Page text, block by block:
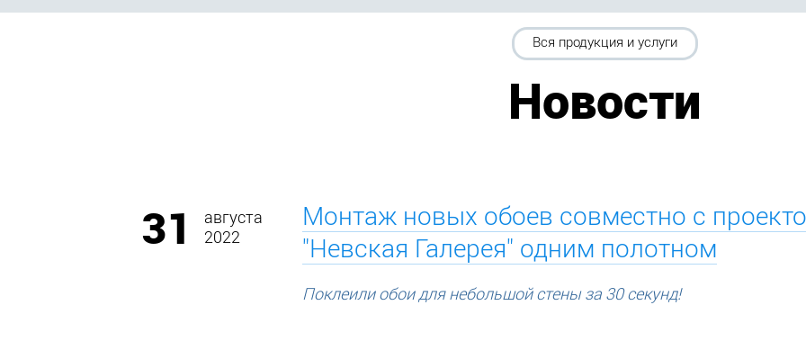
Вся продукция и услуги
Новости
31
августа
2022
Монтаж новых обоев совместно с
"Невская Галерея" одним полотном
Поклеили обои для небольшой стены за 30 секунд!